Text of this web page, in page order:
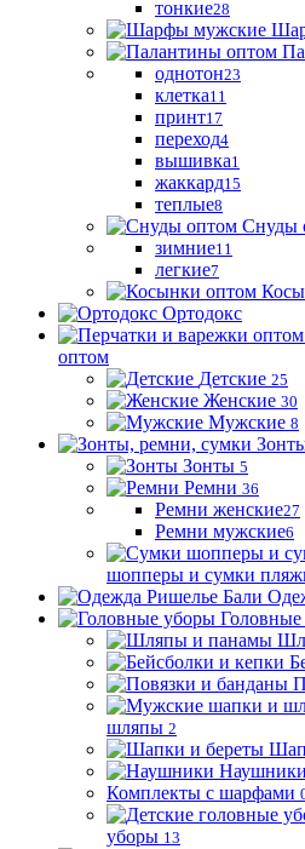
тонкие28
однотон23
клетка11
принт17
переход4
вышивка1
жаккард15
теплые8
Снуды
зимние11
легкие7
Ортодокс
оптом
Детские 25
Женские 30
Мужские 8
Зонты 5
Ремни 36
Ремни женские27
Ремни мужские6
шопперы и сумки
шляпы 2
Наушники
Комплекты с шарфами
уборы 13